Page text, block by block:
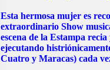
Esta hermosa mujer es
extraordinario Show
escena de la Estampa
ejecutando
Cuatro y Maracas) cada